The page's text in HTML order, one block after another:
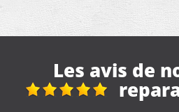
Les avis de